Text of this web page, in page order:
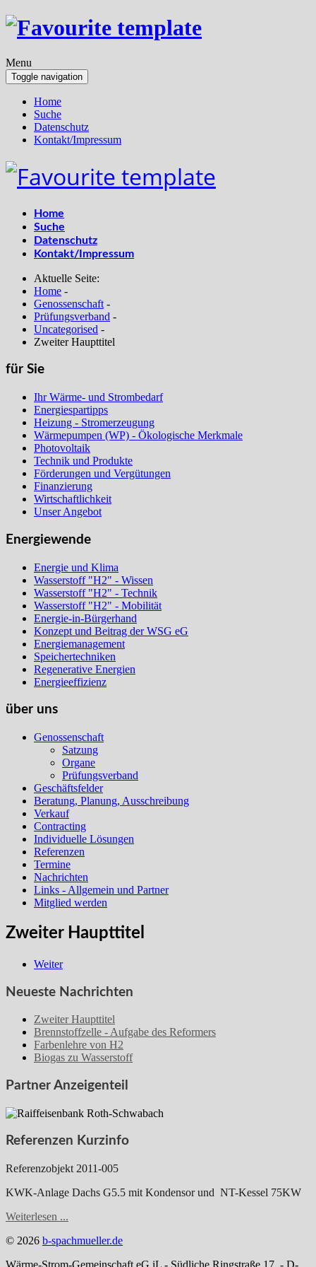
Menu
Toggle navigation
Home
Suche
Datenschutz
Kontakt/Impressum
Home
Suche
Datenschutz
Kontakt/Impressum
Aktuelle Seite:
Home -
Genossenschaft -
Prüfungsverband -
Uncategorised -
Zweiter Haupttitel
für Sie
Ihr Wärme- und Strombedarf
Energiespartipps
Heizung - Stromerzeugung
Wärmepumpen (WP) - Ökologische Merkmale
Photovoltaik
Technik und Produkte
Förderungen und Vergütungen
Finanzierung
Wirtschaftlichkeit
Unser Angebot
Energiewende
Energie und Klima
Wasserstoff "H2" - Wissen
Wasserstoff "H2" - Technik
Wasserstoff "H2" - Mobilität
Energie-in-Bürgerhand
Konzept und Beitrag der WSG eG
Energiemanagement
Speichertechniken
Regenerative Energien
Energieeffizienz
über uns
Genossenschaft
Satzung
Organe
Prüfungsverband
Geschäftsfelder
Beratung, Planung, Ausschreibung
Verkauf
Contracting
Individuelle Lösungen
Referenzen
Termine
Nachrichten
Links - Allgemein und Partner
Mitglied werden
Zweiter Haupttitel
Weiter
Neueste Nachrichten
Zweiter Haupttitel
Brennstoffzelle - Aufgabe des Reformers
Farbenlehre von H2
Biogas zu Wasserstoff
Partner Anzeigenteil
Referenzen Kurzinfo
Referenzobjekt 2011-005
KWK-Anlage Dachs G5.5 mit Kondensor und NT-Kessel 75KW
Weiterlesen ...
© 2026 b-spachmueller.de